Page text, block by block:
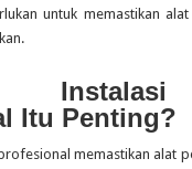
untuk memastikan
Itu Penting?
memastikan alat